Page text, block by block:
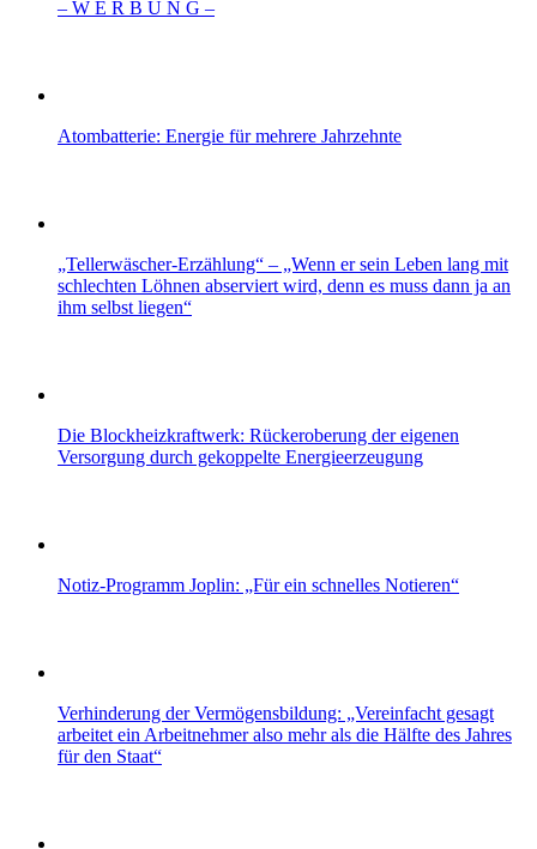
– W Ε R Β U Ν G –
Atombatterie: Energie für mehrere Jahrzehnte
„Tellerwäscher-Erzählung“ – „Wenn er sein Leben lang mit
schlechten Löhnen abserviert wird, denn es muss dann ja an
ihm selbst liegen“
Die Blockheizkraftwerk: Rückeroberung der eigenen
Versorgung durch gekoppelte Energieerzeugung
Notiz-Programm Joplin: „Für ein schnelles Notieren“
Verhinderung der Vermögensbildung: „Vereinfacht gesagt
arbeitet ein Arbeitnehmer also mehr als die Hälfte des Jahres
für den Staat“